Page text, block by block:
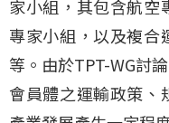
家小組，其包含航空
專家小組，以及複合
等。由於TPT-WG討
會員體之運輸政策、